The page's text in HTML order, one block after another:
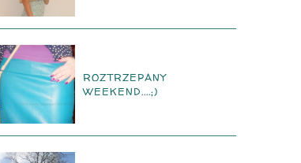
ROZTRZEPANY
WEEKEND....;)